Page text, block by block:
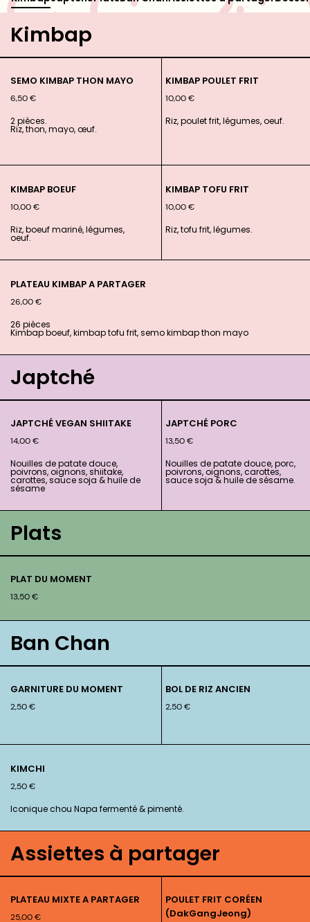
Kimbap
SEMO KIMBAP THON MAYO
6,50€
2 pièces.
Riz, thon, mayo, œuf.
KIMBAP POULET FRIT
10,00€
Riz, poulet frit, légumes, oeuf.
KIMBAP BOEUF
10,00€
Riz, boeuf mariné, légumes,
oeuf.
KIMBAP TOFU FRIT
10,00€
Riz, tofu frit, légumes.
PLATEAU KIMBAP A PARTAGER
26,00€
26 pièces
Kimbap boeuf, kimbap tofu frit, semo kimbap thon mayo
Japtché
JAPTCHÉ VEGAN SHIITAKE
14,00€
Nouilles de patate douce,
poivrons, oignons, shiitake,
carottes, sauce soja & huile de
sésame
JAPTCHÉ PORC
13,50€
Nouilles de patate douce, porc,
poivrons, oignons, carottes,
sauce soja & huile de sésame.
Plats
PLAT DU MOMENT
13,50€
Ban Chan
GARNITURE DU MOMENT
2,50€
BOL DE RIZ ANCIEN
2,50€
KIMCHI
2,50€
Iconique chou Napa fermenté & pimenté.
Assiettes à partager
PLATEAU MIXTE A PARTAGER
25,00€
POULET FRIT CORÉEN
(DakGangJeong)